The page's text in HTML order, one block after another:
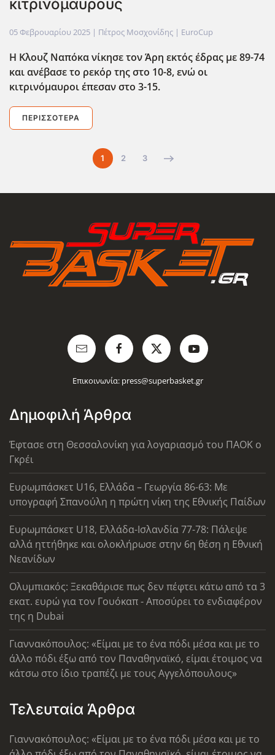
κιτρινόμαυρους
05 Φεβρουαρίου 2025 | Πέτρος Μοσχονίδης | EuroCup
Η Κλουζ Ναπόκα νίκησε τον Άρη εκτός έδρας με 89-74
και ανέβασε το ρεκόρ της στο 10-8, ενώ οι
κιτρινόμαυροι έπεσαν στο 3-15.
ΠΕΡΙΣΣΌΤΕΡΑ
1 2 3
Επικοινωνία: press@superbasket.gr
Δημοφιλή Άρθρα
Έφτασε στη Θεσσαλονίκη για λογαριασμό του ΠΑΟΚ ο
Γκρέι
Ευρωμπάσκετ U16, Ελλάδα – Γεωργία 86-63: Με
υπογραφή Σπανούλη η πρώτη νίκη της Εθνικής Παίδων
Ευρωμπάσκετ U18, Ελλάδα-Ισλανδία 77-78: Πάλεψε
αλλά ηττήθηκε και ολοκλήρωσε στην 6η θέση η Εθνική
Νεανίδων
Ολυμπιακός: Ξεκαθάρισε πως δεν πέφτει κάτω από τα 3
εκατ. ευρώ για τον Γουόκαπ - Αποσύρει το ενδιαφέρον
της η Dubai
Γιαννακόπουλος: «Είμαι με το ένα πόδι μέσα και με το
άλλο πόδι έξω από τον Παναθηναϊκό, είμαι έτοιμος να
κάτσω στο ίδιο τραπέζι με τους Αγγελόπουλους»
Τελευταία Άρθρα
Γιαννακόπουλος: «Είμαι με το ένα πόδι μέσα και με το